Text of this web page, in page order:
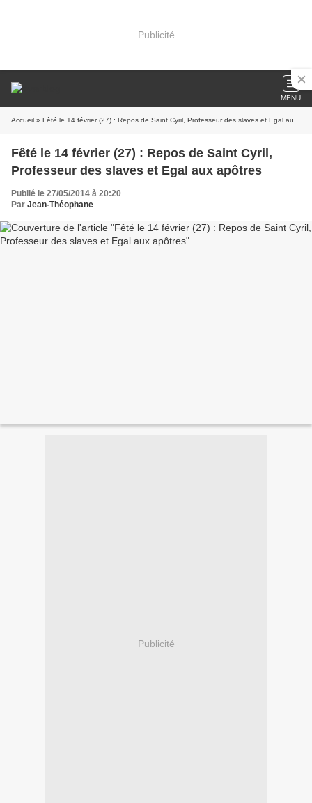
Publicité
MENU
Accueil » Fêté le 14 février (27) : Repos de Saint Cyril, Professeur des slaves et Egal aux apôtres
Fêté le 14 février (27) : Repos de Saint Cyril,
Professeur des slaves et Egal aux apôtres
Publié le 27/05/2014 à 20:20
Par Jean-Théophane
Publicité